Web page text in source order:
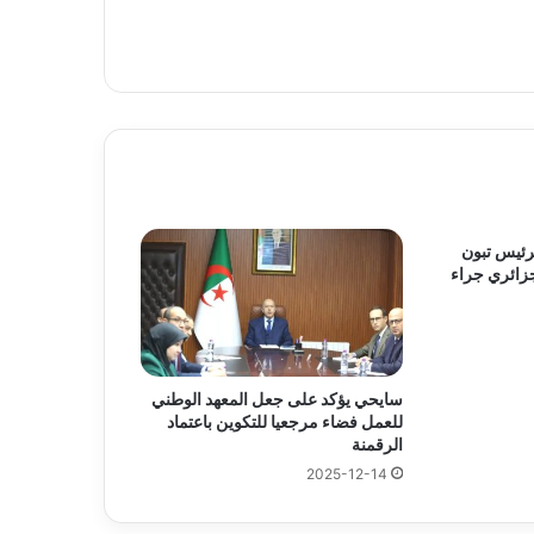
تبون
جراء
سايحي يؤكد على جعل المعهد الوطني
للعمل فضاء مرجعيا للتكوين باعتماد
الرقمنة
2025-12-14